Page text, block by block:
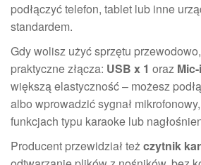
podłączyć telefon, tablet lub inne
standardem.
Gdy wolisz użyć sprzętu
praktyczne złącza: USB x 1 oraz
większą elastyczność – możesz
albo wprowadzić sygnał
funkcjach typu karaoke lub
Producent przewidział teżczytnik